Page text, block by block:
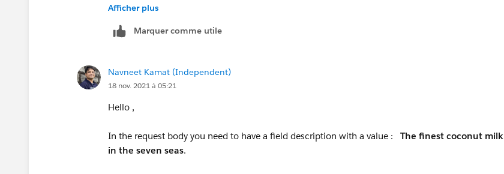
Execute this-
/services/data/v52.0/sobjects/account
Try this as a request body if it works-
"recordtypeId" : "ID of recordtype"
"description" : "name from trailhead module"
Afficher plus
Marquer comme utile
Navneet Kamat (Independent)
18 nov. 2021 à 05:21
Hello ,
In the request body you need to have a field description with a value : The finest coconut milk
in the seven seas.